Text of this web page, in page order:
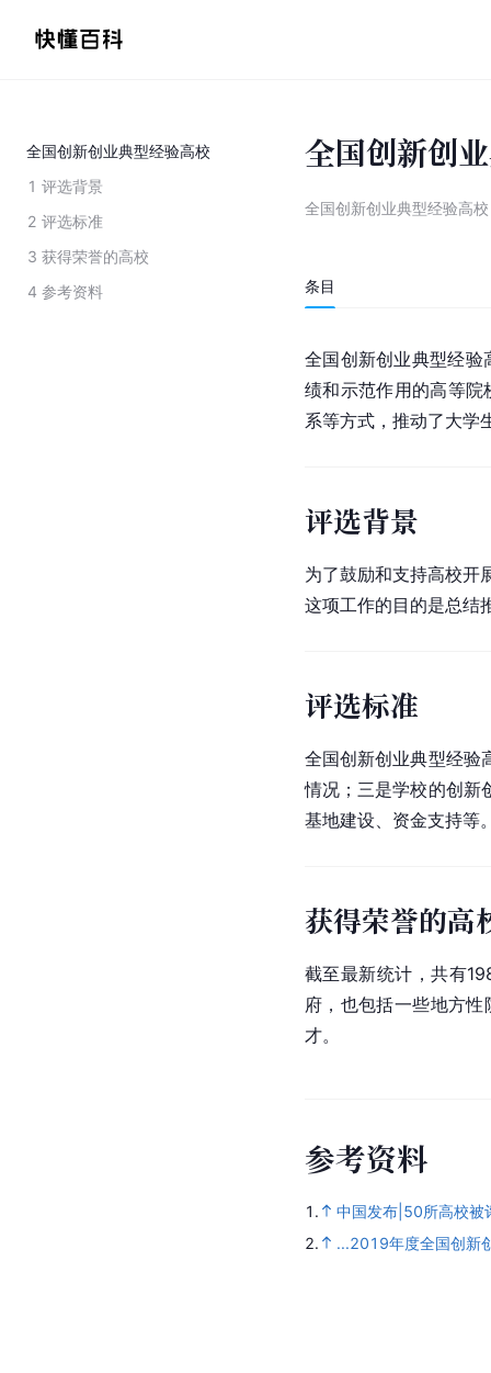
全国创新创业典型经验高校
1 评选背景
2 评选标准
3 获得荣誉的高校
4 参考资料
全国创新创
全国创新创业典型经验高校
条目
全国创新创业典型经验
绩和示范作用的高等院
系等方式，推动了大学
评选背景
为了鼓励和支持高校开
这项工作的目的是总结
评选标准
全国创新创业典型经验
情况；三是学校的创新
基地建设、资金支持等
获得荣誉的高
截至最新统计，共有
府，也包括一些地方
才。
参考资料
1.
中国发布|50所高校被
2.
...2019年度全国创新